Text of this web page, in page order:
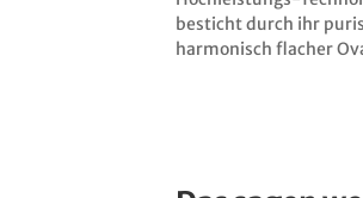
besticht durch ihr
harmonisch flacher